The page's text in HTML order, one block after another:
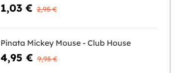
1,03 € 2,95 €
Pinata Mickey Mouse - Club House
4,95 € 9,95 €